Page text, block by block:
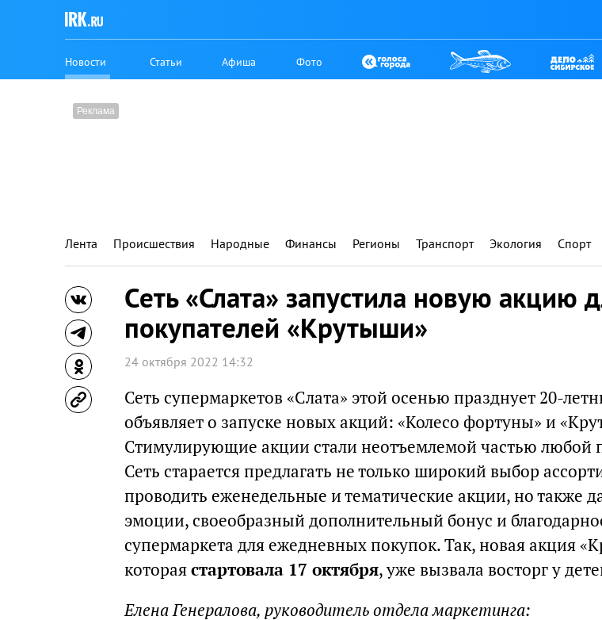
Новости Статьи Афиша Фото
Лента Происшествия Народные Финансы Регионы Транспорт Экология Спорт
Сеть «Слата» запустила новую акцию
покупателей «Крутыши»
24 октября 2022 14:32
Сеть супермаркетов «Слата» этой осенью празднует 20-
объявляет о запуске новых акций: «Колесо фортуны» и
Стимулирующие акции стали неотъемлемой частью любой
Сеть старается предлагать не только широкий выбор
проводить еженедельные и тематические акции, но также
эмоции, своеобразный дополнительный бонус и
супермаркета для ежедневных покупок. Так, новая акция
котораястартовала 17 октября, уже вызвала восторг у
Елена Генералова, руководитель отдела маркетинга: